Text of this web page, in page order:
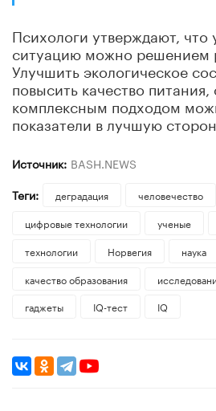
Психологи утверждают, что
ситуацию можно решением
Улучшить экологическое
повысить качество питания,
комплексным подходом
показатели в лучшую
Источник: BASH.NEWS
Теги:
деградация
человечество
цифровые технологии
ученые
технологии
Норвегия
наука
качество образования
гаджеты
IQ-тест IQ